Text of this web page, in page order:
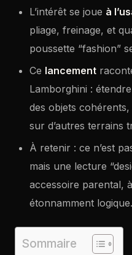
L’intérêt se joue à
pliage, freinage, et
poussette “fashion”
Ce lancement
Lamborghini :
des objets
sur d’autres terrains
À retenir : ce n’est
mais une lecture
accessoire parental,
étonnamment logique.
Sommaire